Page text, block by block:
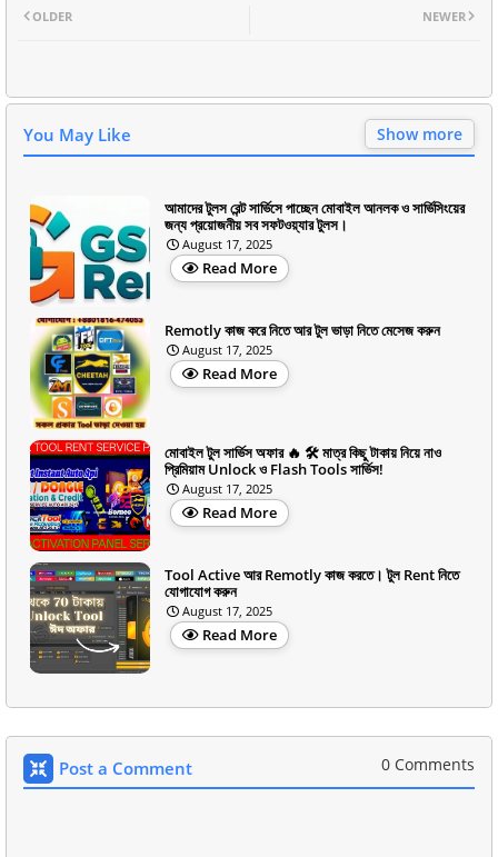
NEWER
OLDER
You May Like Show more
আমাদের টুলস রেন্ট সার্ভিসে পাচ্ছেন মোবাইল আনলক ও সার্ভিসিংয়ের
জন্য প্রয়োজনীয় সব সফটওয়্যার টুলস।
August 17, 2025
Read More
Remotly কাজ করে নিতে আর টুল ভাড়া নিতে মেসেজ করুন
August 17, 2025
Read More
মোবাইল টুল সার্ভিস অফার 🔥 🛠️ মাত্র কিছু টাকায় নিয়ে নাও
প্রিমিয়াম Unlock ও Flash Tools সার্ভিস!
August 17, 2025
Read More
Tool Active আর Remotly কাজ করতে। টুল Rent নিতে
যোগাযোগ করুন
August 17, 2025
Read More
Post a Comment 0 Comments